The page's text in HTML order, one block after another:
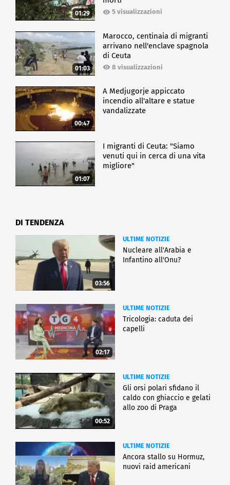
01:29 5 visualizzazioni
01:03
Marocco, centinaia di migranti
arrivano nell'enclave spagnola
di Ceuta
8 visualizzazioni
00:47
A Medjugorje appiccato
incendio all'altare e statue
vandalizzate
01:07
I migranti di Ceuta: "Siamo
venuti qui in cerca di una vita
migliore"
DI TENDENZA
03:56
ULTIME NOTIZIE
Nucleare all'Arabia e
Infantino all'Onu?
02:17
ULTIME NOTIZIE
Tricologia: caduta dei
capelli
00:52
ULTIME NOTIZIE
Gli orsi polari sfidano il
caldo con ghiaccio e gelati
allo zoo di Praga
ULTIME NOTIZIE
Ancora stallo su Hormuz,
nuovi raid americani